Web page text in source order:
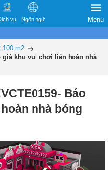
vụ Ngôn ngữ Menu
100 m2
giá khu vui chơi liên hoàn nhà
Báo
nhà bóng